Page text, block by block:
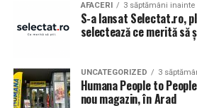
AFACERI 3 săptămâni inainte
S-a lansat Selectat.ro,
selectează ce merită să
UNCATEGORIZED 3
Humana People to
nou magazin, în Arad